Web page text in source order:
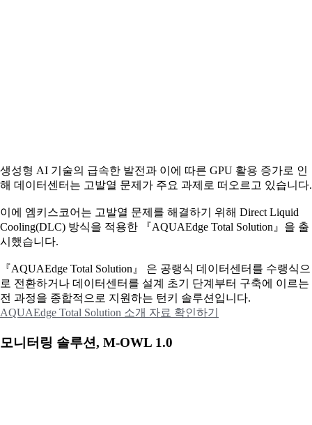
생성형 AI 기술의 급속한 발전과 이에 따른 GPU 활용 증가로 인
해 데이터센터는 고발열 문제가 주요 과제로 떠오르고 있습니다.
이에 엠키스코어는 고발열 문제를 해결하기 위해 Direct Liquid
Cooling(DLC) 방식을 적용한 『AQUAEdge Total Solution』을 출
시했습니다.
『AQUAEdge Total Solution』 은 공랭식 데이터센터를 수랭식으
로 전환하거나 데이터센터를 설계 초기 단계부터 구축에 이르는
전 과정을 종합적으로 지원하는 턴키 솔루션입니다.
AQUAEdge Total Solution 소개 자료 확인하기
모니터링 솔루션, M-OWL 1.0